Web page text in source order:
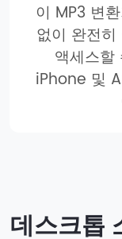
이 MP3 변
없이 완전
액세스
iPhone 및
데스크톱